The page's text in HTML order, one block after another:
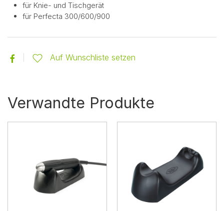
für Knie- und Tischgerät
für Perfecta 300/600/900
Auf Wunschliste setzen
Verwandte Produkte